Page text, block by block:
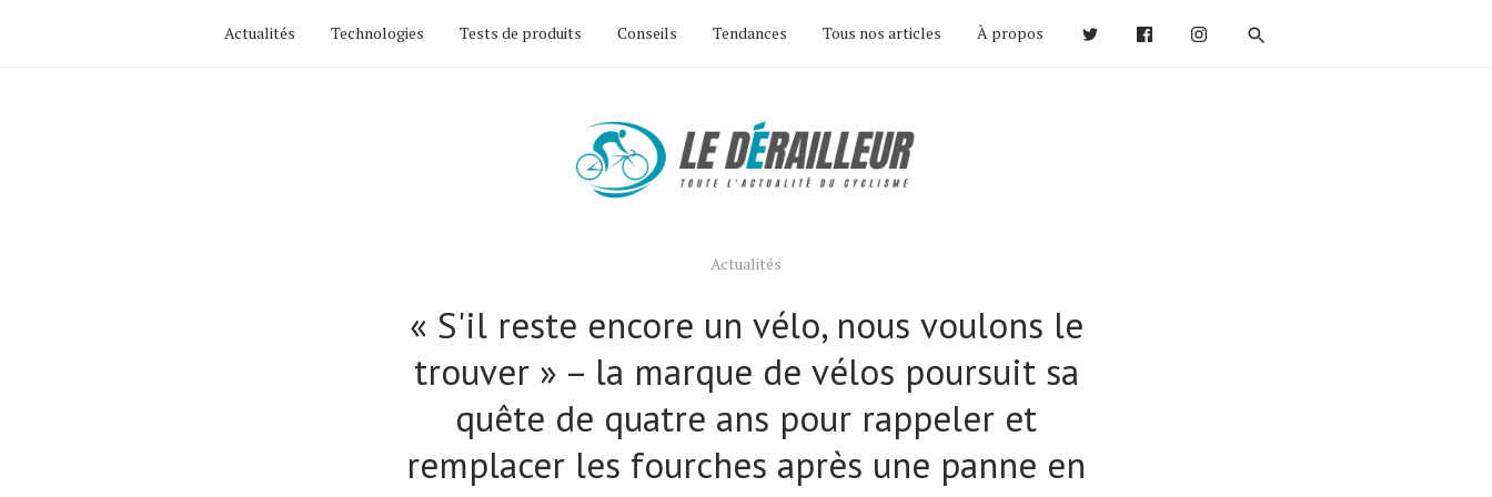
Actualités Technologies Tests de produits Conseils Tendances Tous nos articles À propos
Actualités
« S'il reste encore un vélo, nous voulons le
trouver » – la marque de vélos poursuit sa
quête de quatre ans pour rappeler et
remplacer les fourches après une panne en